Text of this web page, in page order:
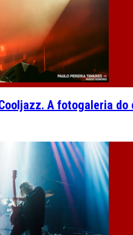
A fotogaleria do